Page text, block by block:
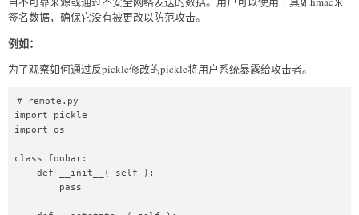
签名数据，确保它没有被更改以防范攻击。
例如：
为了观察如何通过反pickle修改的pickle将用户系统暴露给攻击者。
# remote.py
import pickle
import os
class foobar: